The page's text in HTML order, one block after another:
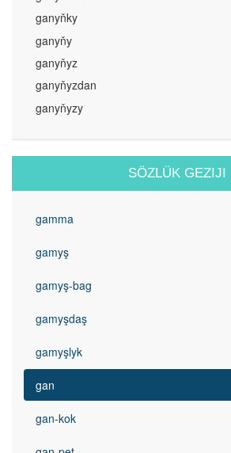
ganyňky
ganyňy
ganyňyz
ganyňyzdan
ganyňyzy
SÖZLÜK GEZIJI
gamma
gamyş
gamyş-bag
gamyşdaş
gamyşlyk
gan
gan-kok